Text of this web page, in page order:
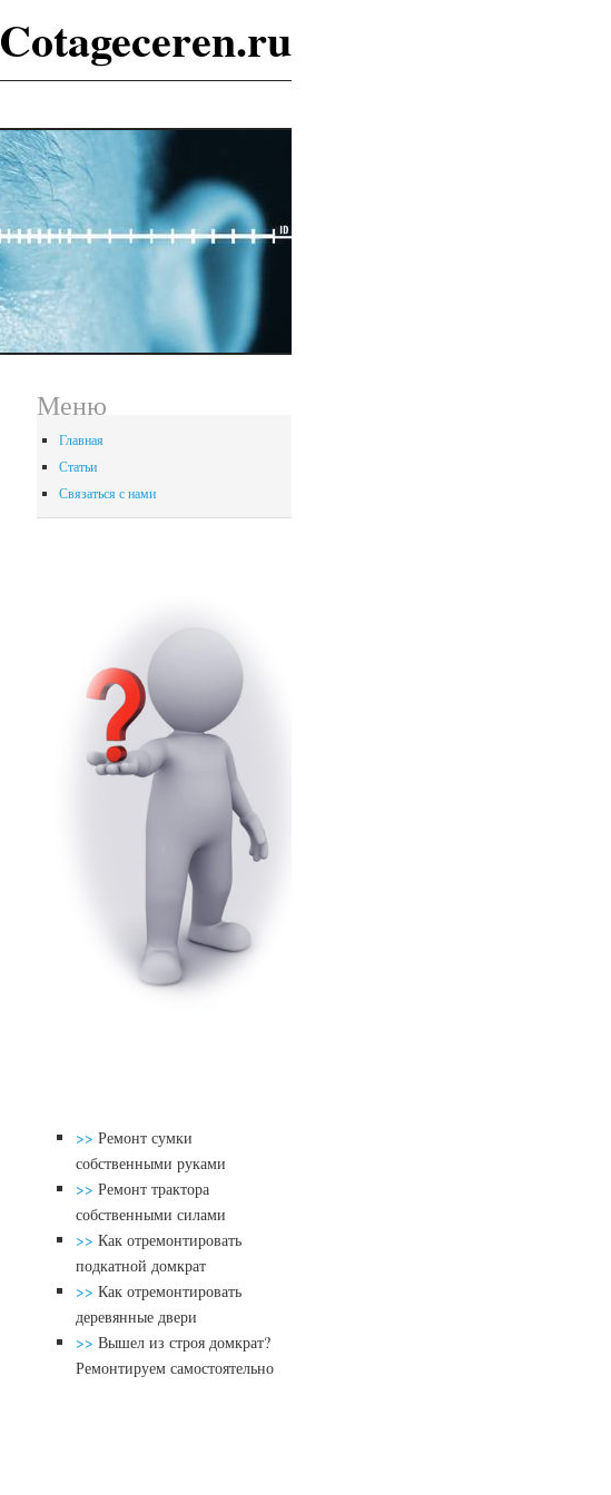
Cotageceren.ru
Меню
Главная
Статьи
Связаться с нами
>> Ремонт сумки
собственными руками
>> Ремонт трактора
собственными силами
>> Как отремонтировать
подкатной домкрат
>> Как отремонтировать
деревянные двери
>> Вышел из строя домкрат?
Ремонтируем самостоятельно